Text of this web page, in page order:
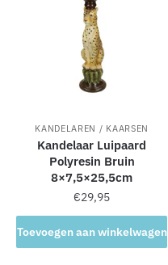
KANDELAREN / KAARSEN
Kandelaar Luipaard
Polyresin Bruin
8×7,5×25,5cm
€29,95
Toevoegen aan winkelwagen